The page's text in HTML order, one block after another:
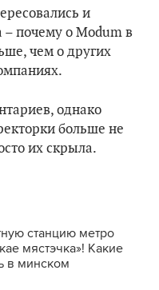
и
почему о Modum в
чем о других
однако
больше не
их скрыла.
станцию метро
мястэчка»! Какие
в минском